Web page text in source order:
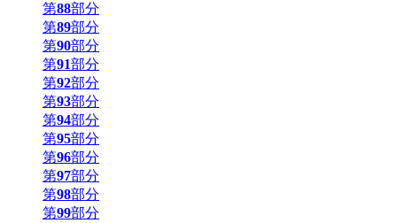
第88部分
第89部分
第90部分
第91部分
第92部分
第93部分
第94部分
第95部分
第96部分
第97部分
第98部分
第99部分